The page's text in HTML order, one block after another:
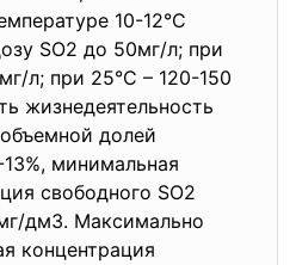
10-12°С
SO2 до 50мг/л; при
л; при 25°С – 120-150
жизнедеятельность
долей
13%, минимальная
свободного SO2
дм3. Максимально
концентрация